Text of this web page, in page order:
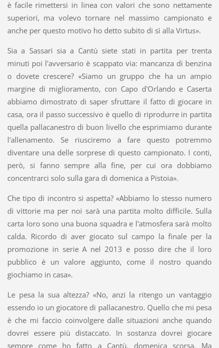
è facile rimettersi in linea con valori che sono nettamente
superiori, ma volevo tornare nel massimo campionato e
anche per questo motivo ho detto subito di sì alla Virtus».
Sia a Sassari sia a Cantù siete stati in partita per trenta
minuti poi l'avversario è scappato via: mancanza di benzina
o dovete crescere? «Siamo un gruppo che ha un ampio
margine di miglioramento, con Capo d'Orlando e Caserta
abbiamo dimostrato di saper sfruttare il fatto di giocare in
casa, ora il passo successivo è quello di riprodurre in partita
quella pallacanestro di buon livello che esprimiamo durante
l'allenamento. Se riusciremo a fare questo potremmo
diventare una delle sorprese di questo campionato. I conti,
però, si fanno sempre alla fine, per cui ora dobbiamo
concentrarci solo sulla gara di domenica a Pistoia».
Che tipo di incontro si aspetta? «Abbiamo lo stesso numero
di vittorie ma per noi sarà una partita molto difficile. Sulla
carta loro sono una buona squadra e l'atmosfera sarà molto
calda. Ricordo di aver giocato sul campo la finale per la
promozione in serie A nel 2013 e posso dire che il loro
pubblico è un valore aggiunto, come il nostro quando
giochiamo in casa».
Le pesa la sua altezza? «No, anzi la ritengo un vantaggio
essendo io un giocatore di pallacanestro. Quello che mi pesa
è che mi faccio coinvolgere dalle situazioni anche quando
dovrei essere più distaccato. In sostanza dovrei giocare
sempre come ho fatto a Cantù, domenica scorsa. Ma